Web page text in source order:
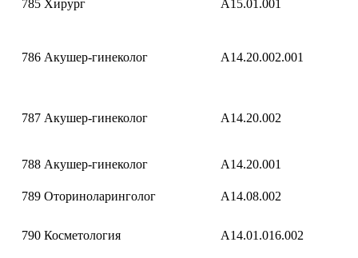
785 Хирург A15.01.001
786 Акушер-гинеколог A14.20.002.001
787 Акушер-гинеколог A14.20.002
788 Акушер-гинеколог A14.20.001
789 Оториноларинголог A14.08.002
790 Косметология A14.01.016.002